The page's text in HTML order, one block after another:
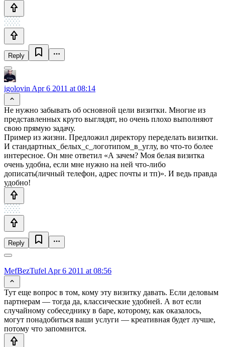
Reply
igolovin Apr 6 2011 at 08:14
Не нужно забывать об основной цели визитки. Многие из
представленных круто выглядят, но очень плохо выполняют
свою прямую задачу.
Пример из жизни. Предложил директору переделать визитки.
И стандартных_белых_с_логотипом_в_углу, во что-то более
интересное. Он мне ответил «А зачем? Моя белая визитка
очень удобна, если мне нужно на ней что-либо
дописать(личный телефон, адрес почты и тп)». И ведь правда
удобно!
Reply
MefBezTufel Apr 6 2011 at 08:56
Тут еще вопрос в том, кому эту визитку давать. Если деловым
партнерам — тогда да, классические удобней. А вот если
случайному собеседнику в баре, которому, как оказалось,
могут понадобиться ваши услуги — креативная будет лучше,
потому что запомнится.